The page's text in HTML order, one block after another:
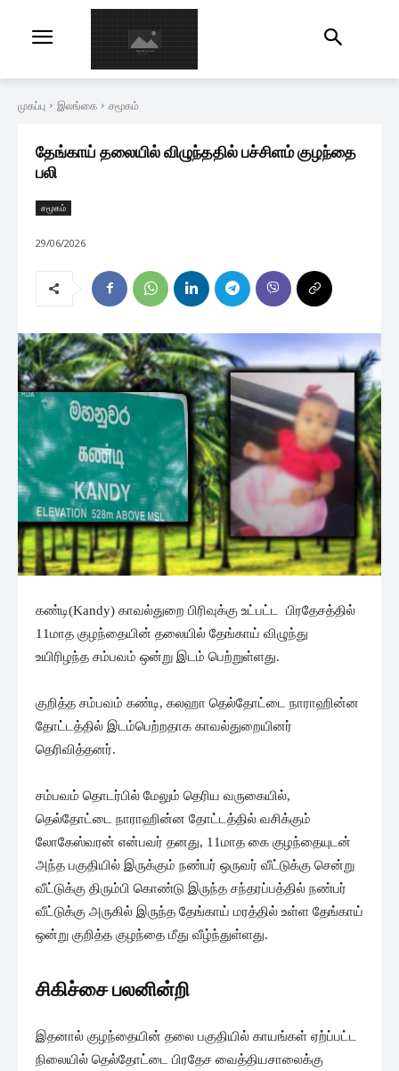
முகப்பு இலங்கை சமூகம்
தேங்காய் தலையில் விழுந்ததில் பச்சிளம் குழந்தை
பலி
சமூகம்
29/06/2026
கண்டி(Kandy) காவல்துறை பிரிவுக்கு உட்பட்ட பிரதேசத்தில்
11மாத குழந்தையின் தலையில் தேங்காய் விழுந்து
உயிரிழந்த சம்பவம் ஒன்று இடம் பெற்றுள்ளது.
குறித்த சம்பவம் கண்டி, கலஹா தெல்தோட்டை நாராஹின்ன
தோட்டத்தில் இடம்பெற்றதாக காவல்துறையினர்
தெரிவித்தனர்.
சம்பவம் தொடர்பில் மேலும் தெரிய வருகையில்,
தெல்தோட்டை நாராஹின்ன தோட்டத்தில் வசிக்கும்
லோகேஸ்வரன் என்பவர் தனது, 11மாத கை குழந்தையுடன்
அந்த பகுதியில் இருக்கும் நண்பர் ஒருவர் வீட்டுக்கு சென்று
வீட்டுக்கு திரும்பி கொண்டு இருந்த சந்தரப்பத்தில் நண்பர்
வீட்டுக்கு அருகில் இருந்த தேங்காய் மரத்தில் உள்ள தேங்காய்
ஒன்று குறித்த குழந்தை மீது வீழ்ந்துள்ளது.
சிகிச்சை பலனின்றி
இதனால் குழந்தையின் தலை பகுதியில் காயங்கள் ஏற்ப்பட்ட
நிலையில் தெல்தோட்டை பிரதேச வைத்தியசாலைக்கு